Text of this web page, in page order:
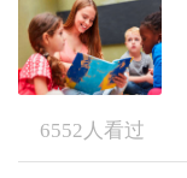
6552 人看过